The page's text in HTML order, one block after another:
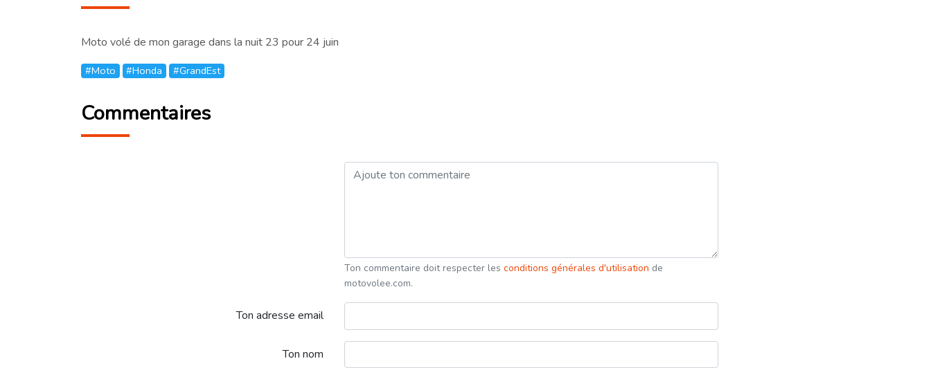
Moto volé de mon garage dans la nuit 23 pour 24 juin
#Moto #Honda #GrandEst
Commentaires
Ton commentaire doit respecter les conditions générales d'utilisation de
motovolee.com.
Ton adresse email
Ton nom